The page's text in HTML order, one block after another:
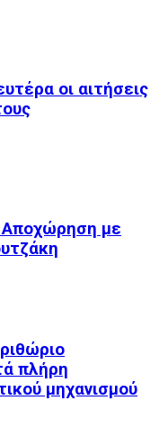
οι αιτήσεις
Αποχώρηση με
πλήρη
μηχανισμού